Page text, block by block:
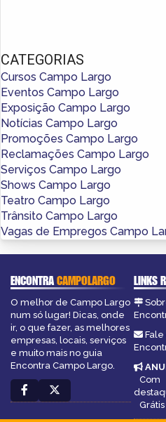
CATEGORIAS
Cursos Campo Largo
Eventos Campo Largo
Exposição Campo Largo
Notícias Campo Largo
Promoções Campo Largo
Reclamações Campo Largo
Serviços Campo Largo
Shows Campo Largo
Teatro Campo Largo
Trânsito Campo Largo
Vagas de Empregos Campo
ENCONTRACAMPOLARGO
O melhor de Campo Largo
num só lugar! Dicas, onde
ir, o que fazer, as melhores
empresas, locais, serviços
e muito mais no guia
Encontra Campo Largo.
LINKS
Com
Grátis